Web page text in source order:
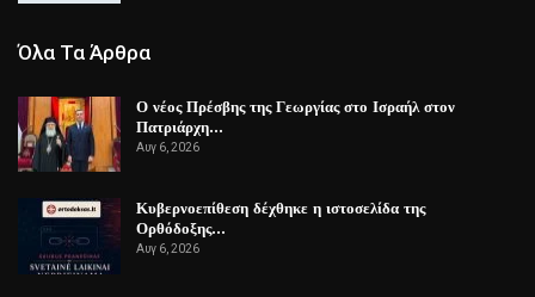
Όλα Τα Άρθρα
Ο νέος Πρέσβης της Γεωργίας στο Ισραήλ στον
Πατριάρχη…
Αυγ 6, 2026
Κυβερνοεπίθεση δέχθηκε η ιστοσελίδα της
Ορθόδοξης…
Αυγ 6, 2026